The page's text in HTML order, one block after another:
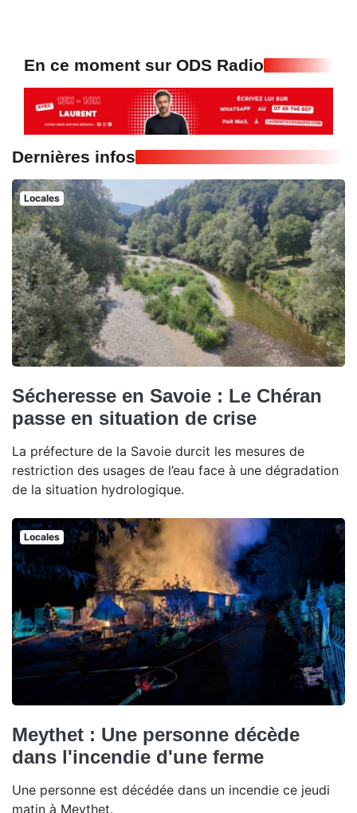
En ce moment sur ODS Radio
Dernières infos
Locales
Sécheresse en Savoie : Le Chéran
passe en situation de crise
La préfecture de la Savoie durcit les mesures de
restriction des usages de l’eau face à une dégradation
de la situation hydrologique.
Locales
Meythet : Une personne décède
dans l'incendie d'une ferme
Une personne est décédée dans un incendie ce jeudi
matin à Meythet.